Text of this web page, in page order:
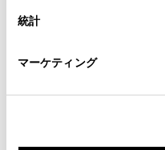
設定の変更、同意を撤回
「Cookie（クッキー）情報
統計
マーケティング